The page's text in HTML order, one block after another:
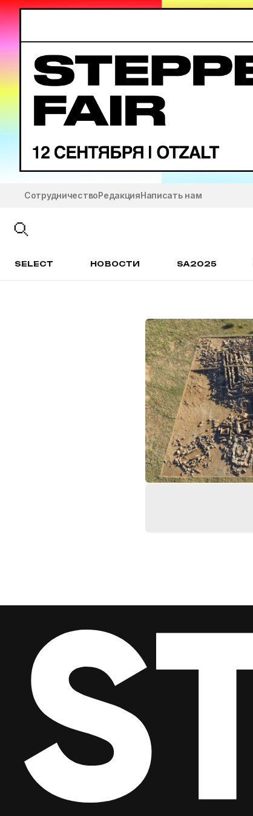
СотрудничествоРедакцияНаписать нам
SELECT НОВОСТИ SA2025